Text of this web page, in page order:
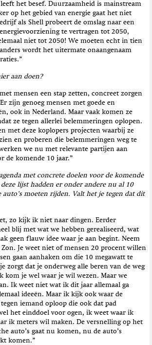
het besef. Duurzaamheid is mainstream
op het gebied van energie gaat het niet
als Shell probeert de omslag naar een
te vertragen tot 2050,
niet tot 2050! We moeten echt in tien
wordt het uitermate onaangenaam
aan doen?
mensen een stap zetten, concreet zorgen
zijn genoeg mensen met goede en
ook in Nederland. Maar vaak komen ze
ze tegen allerlei belemmeringen oplopen.
met deze koplopers projecten waarbij ze
en proberen die belemmeringen weg te
we nu met relevante partijen aan
de komende 10 jaar.”
met concrete doelen voor de komende
lijst hadden er onder andere nu al 10
auto’s moeten rijden. Valt het je tegen dat dit
zo kijk ik niet naar dingen. Eerder
blij met wat we hebben gerealiseerd, wat
geen flauw idee waar je aan begint. Neem
Je weet niet of mensen 20 procent willen
gaan aanhaken om die 10 megawatt te
zorgt dat je onderweg alle beren van de weg
kom je wel waar je wil wezen. Maar we
Ik weet niet wat ik dit jaar allemaal ga
ideeën. Maar ik kijk ook waar de
iemand oploop die ook dat pad
het einddoel voor ogen, ik weet waar ik
ik meters wil maken. De versnelling op het
auto’s gaat nu komen, nu de auto’s
komen.”